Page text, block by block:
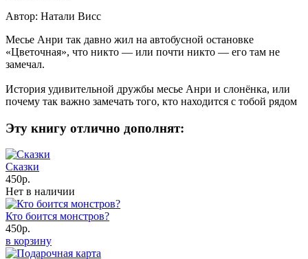
Автор: Натали Висс
Месье Анри так давно жил на автобусной остановке
«Цветочная», что никто — или почти никто — его там не
замечал.
История удивительной дружбы месье Анри и слонёнка, или
почему так важно замечать того, кто находится с тобой рядом
Эту книгу отлично дополнят:
Сказки
450р.
Нет в наличии
Кто боится монстров?
450р.
в корзину